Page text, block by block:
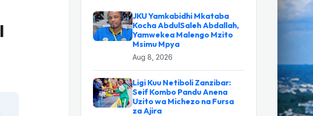
JKU Yamkabidhi Mkataba
Kocha AbdulSaleh Abdallah,
Yamwekea Malengo Mzito
Msimu Mpya
Aug 8, 2026
Ligi Kuu Netiboli Zanzibar:
Seif Kombo Pandu Anena
Uzito wa Michezo na Fursa
za Ajira